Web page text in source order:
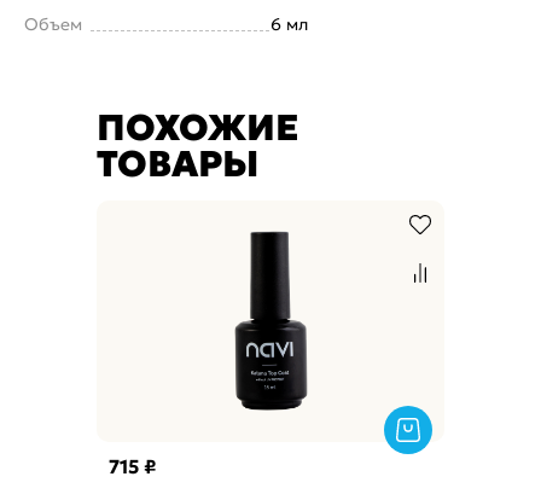
Объем
6 мл
ПОХОЖИЕ
ТОВАРЫ
715 ₽